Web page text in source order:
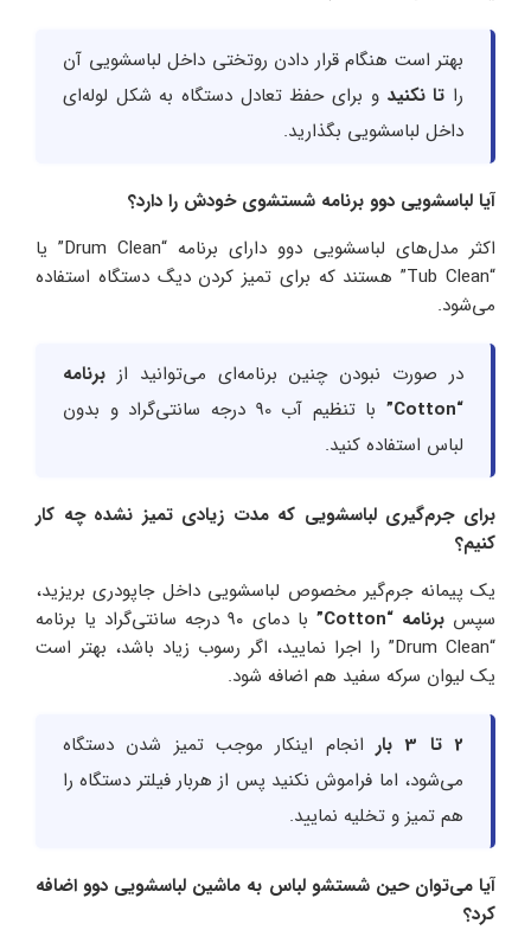
بهتر است هنگام قرار دادن روتختی داخل لباسشویی آن
را تا نکنید و برای حفظ تعادل دستگاه به شکل لوله‌ای
داخل لباسشویی بگذارید.
آیا لباسشویی دوو برنامه شستشوی خودش را دارد؟
اکثر مدل‌های لباسشویی دوو دارای برنامه “Drum Clean” یا
“Tub Clean” هستند که برای تمیز کردن دیگ دستگاه استفاده
می‌شود.
در صورت نبودن چنین برنامه‌ای می‌توانید از برنامه
“Cotton”
با تنظیم آب 90 درجه سانتی‌گراد و بدون
لباس استفاده کنید.
برای جرم‌گیری لباسشویی که مدت زیادی تمیز نشده چه کار
کنیم؟
یک پیمانه جرم‌گیر مخصوص لباسشویی داخل جاپودری بریزید،
سپسبرنامه “Cotton”
با دمای ۹۰ درجه سانتی‌گراد یا برنامه
“Drum Clean” را اجرا نمایید، اگر رسوب زیاد باشد، بهتر است
یک لیوان سرکه سفید هم اضافه شود.
2 تا 3 بار
انجام اینکار موجب تمیز شدن دستگاه
می‌شود، اما فراموش نکنید پس از هربار فیلتر دستگاه را
هم تمیز و تخلیه نمایید.
آیا می‌توان حین شستشو لباس به ماشین لباسشویی دوو اضافه
کرد؟